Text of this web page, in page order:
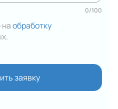
0/100
обработку
.
заявку